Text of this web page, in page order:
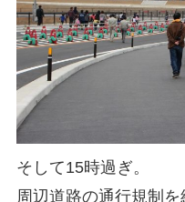
そして15時過ぎ。
周辺道路の通行規制